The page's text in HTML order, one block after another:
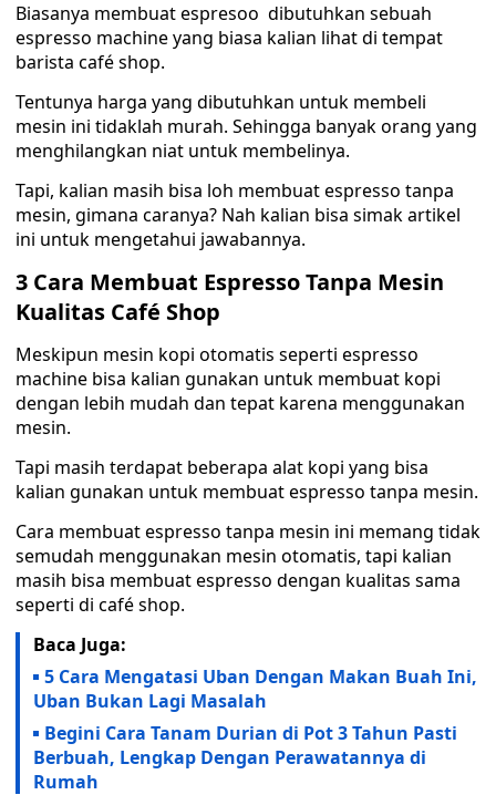
Biasanya membuat espresoo dibutuhkan sebuah
espresso machine yang biasa kalian lihat di tempat
barista café shop.
Tentunya harga yang dibutuhkan untuk membeli
mesin ini tidaklah murah. Sehingga banyak orang yang
menghilangkan niat untuk membelinya.
Tapi, kalian masih bisa loh membuat espresso tanpa
mesin, gimana caranya? Nah kalian bisa simak artikel
ini untuk mengetahui jawabannya.
3 Cara Membuat Espresso Tanpa Mesin
Kualitas Café Shop
Meskipun mesin kopi otomatis seperti espresso
machine bisa kalian gunakan untuk membuat kopi
dengan lebih mudah dan tepat karena menggunakan
mesin.
Tapi masih terdapat beberapa alat kopi yang bisa
kalian gunakan untuk membuat espresso tanpa mesin.
Cara membuat espresso tanpa mesin ini memang tidak
semudah menggunakan mesin otomatis, tapi kalian
masih bisa membuat espresso dengan kualitas sama
seperti di café shop.
Baca Juga:
5 Cara Mengatasi Uban Dengan Makan Buah Ini,
Uban Bukan Lagi Masalah
Begini Cara Tanam Durian di Pot 3 Tahun Pasti
Berbuah, Lengkap Dengan Perawatannya di
Rumah